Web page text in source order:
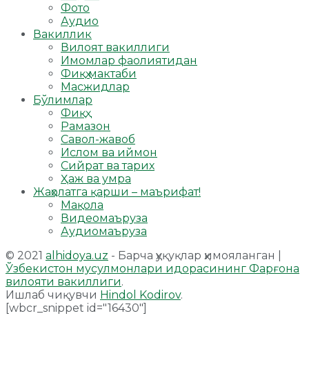
Фото
Аудио
Вакиллик
Вилоят вакиллиги
Имомлар фаолиятидан
Фиқҳ мактаби
Масжидлар
Бўлимлар
Фиқҳ
Рамазон
Савол-жавоб
Ислом ва иймон
Сийрат ва тарих
Ҳаж ва умра
Жаҳолатга қарши – маърифат!
Мақола
Видеомаъруза
Аудиомаъруза
© 2021 alhidoya.uz - Барча ҳуқуқлар ҳимояланган |
Ўзбекистон мусулмонлари идорасининг Фарғона
вилояти вакиллиги.
Ишлаб чиқувчи Hindol Kodirov.
[wbcr_snippet id="16430"]